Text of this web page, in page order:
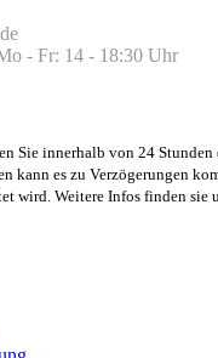
- Fr: 14 - 18:30 Uhr
Sie innerhalb von 24
kann es zu Verzögerungen
wird. Weitere Infos finden sie